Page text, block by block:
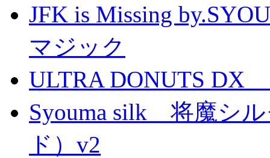
JFK is Missing
マジック
ULTRA DONUTS DX
Syouma silk 将魔シ
ド）v2